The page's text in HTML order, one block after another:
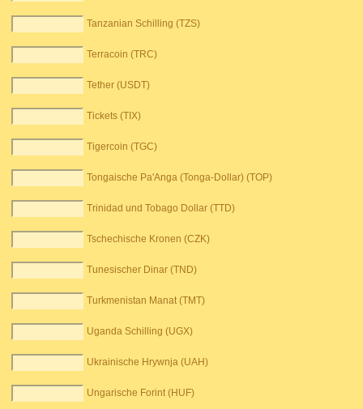
Tanzanian Schilling (TZS)
Terracoin (TRC)
Tether (USDT)
Tickets (TIX)
Tigercoin (TGC)
Tongaische Pa'Anga (Tonga-Dollar) (TOP)
Trinidad und Tobago Dollar (TTD)
Tschechische Kronen (CZK)
Tunesischer Dinar (TND)
Turkmenistan Manat (TMT)
Uganda Schilling (UGX)
Ukrainische Hrywnja (UAH)
Ungarische Forint (HUF)